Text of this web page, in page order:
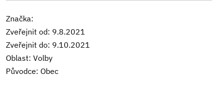
Značka:
Zveřejnit od: 9.8.2021
Zveřejnit do: 9.10.2021
Oblast: Volby
Původce: Obec